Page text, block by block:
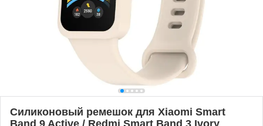
Силиконовый ремешок для Xiaomi Smart
Band 9 Active / Redmi Smart Band 3 Ivory